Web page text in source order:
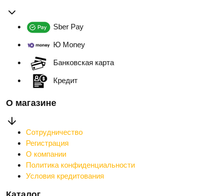
Sber Pay
Ю Money
Банковская карта
Кредит
О магазине
Сотрудничество
Регистрация
О компании
Политика конфиденциальности
Условия кредитования